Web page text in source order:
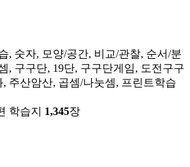
, 숫자, 모양/공간, 비교/관찰, 순서/분
, 구구단, 19단, 구구단게임, 도전구구
, 주산암산, 곱셈/나눗셈, 프린트학습
학습지 1,345장